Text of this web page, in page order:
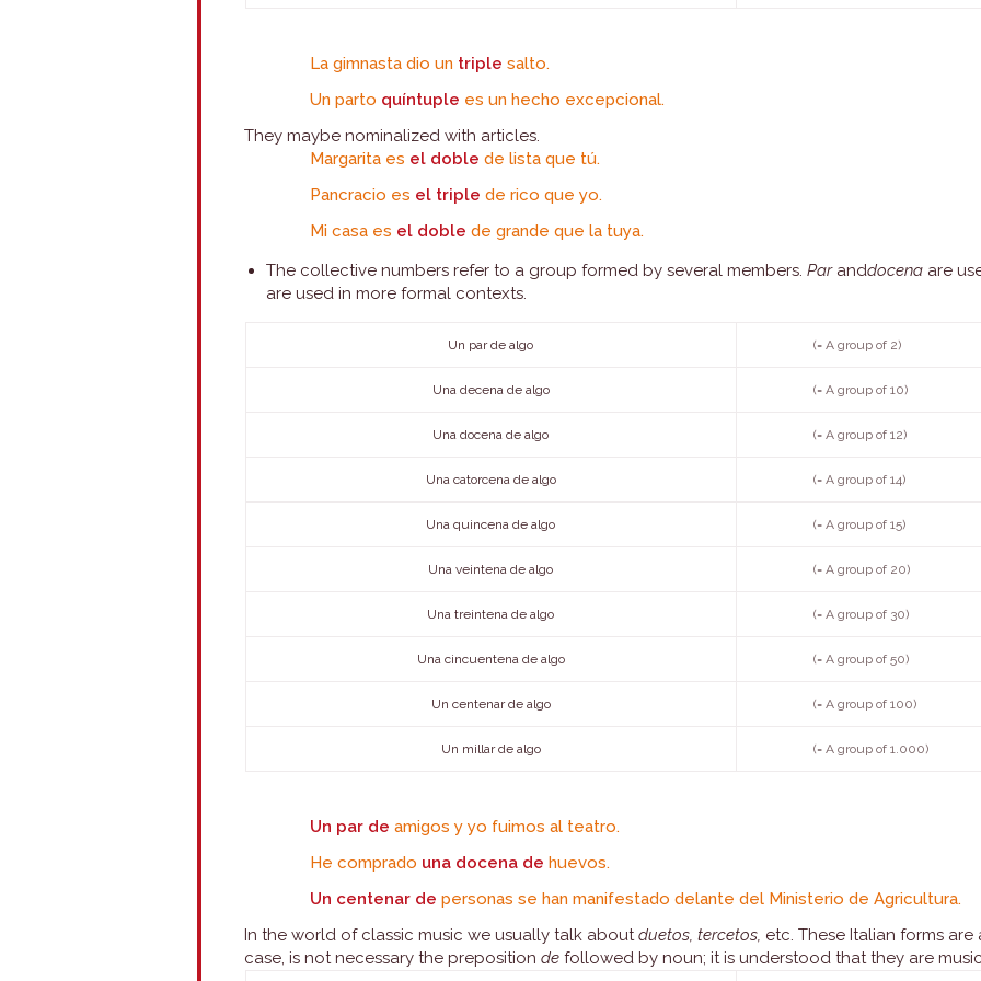
La gimnasta dio un triple salto.
Un parto quíntuple es un hecho excepcional.
They maybe nominalized with articles.
Margarita es el doblede lista que tú.
Pancracio es el triplede rico que yo.
Mi casa es el doble de grande que la tuya.
The collective numbers refer to a group formed by several members.Par anddocena are
are used in more formal contexts.
Un par de algo (= A group of 2)
Una decena de algo (= A group of 10)
Una docena de algo (= A group of 12)
Una catorcena de algo (= A group of 14)
Una quincena de algo (= A group of 15)
Una veintena de algo (= A group of 20)
Una treintena de algo (= A group of 30)
Una cincuentena de algo (= A group of 50)
Un centenar de algo (= A group of 100)
Un millar de algo (= A group of 1.000)
Un par deamigos y yo fuimos al teatro.
He comprado una docena de huevos.
Un centenar de personas se han manifestado delante del Ministerio de Agricultura.
In the world of classic music we usually talk aboutduetos, tercetos, etc. These Italian forms are
case, is not necessary the prepositionde followed by noun; it is understood that they are